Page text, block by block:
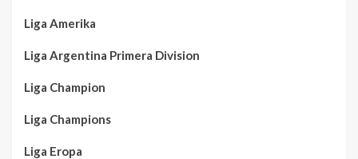
Liga Amerika
Liga Argentina Primera Division
Liga Champion
Liga Champions
Liga Eropa